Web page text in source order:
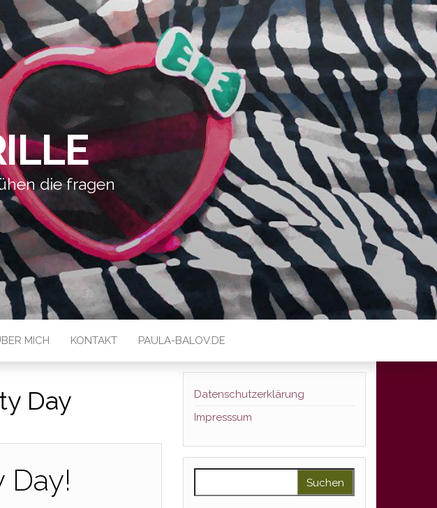
die fragen
MICH KONTAKT PAULA-BALOV.DE
Day
Day!
Datenschutzerklärung
Impresssum